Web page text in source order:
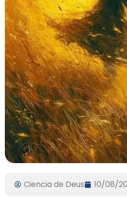
Ciencia de Deus 10/08/